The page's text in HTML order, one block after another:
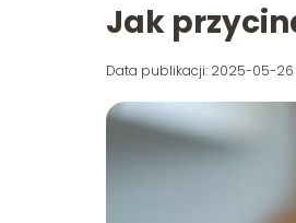
Jak
Data publikacji: 2025-05-26